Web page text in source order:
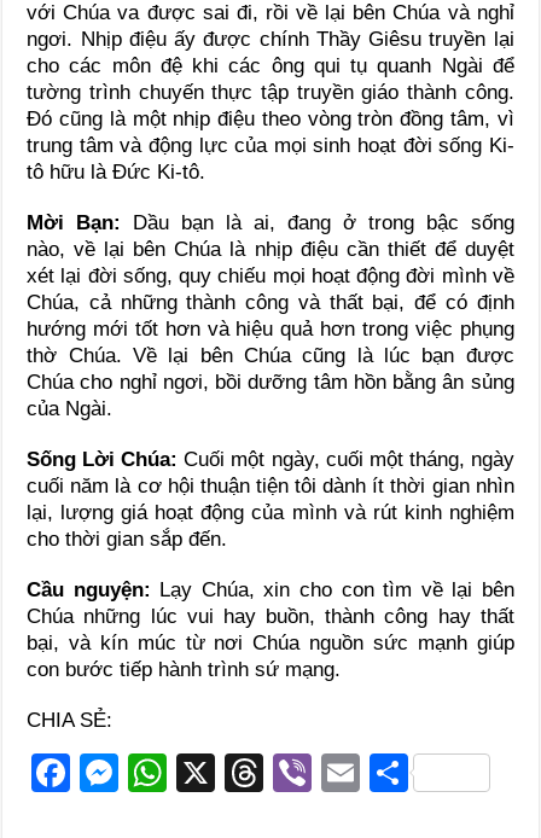
với Chúa va được sai đi, rồi về lại bên Chúa và nghỉ
ngơi. Nhịp điệu ấy được chính Thầy Giêsu truyền lại
cho các môn đệ khi các ông qui tụ quanh Ngài để
tường trình chuyến thực tập truyền giáo thành công.
Đó cũng là một nhịp điệu theo vòng tròn đồng tâm, vì
trung tâm và động lực của mọi sinh hoạt đời sống Ki-
tô hữu là Đức Ki-tô.
Mời Bạn:
Dầu bạn là ai, đang ở trong bậc sống
nào, về lại bên Chúa là nhịp điệu cần thiết để duyệt
xét lại đời sống, quy chiếu mọi hoạt động đời mình về
Chúa, cả những thành công và thất bại, để có định
hướng mới tốt hơn và hiệu quả hơn trong việc phụng
thờ Chúa. Về lại bên Chúa cũng là lúc bạn được
Chúa cho nghỉ ngơi, bồi dưỡng tâm hồn bằng ân sủng
của Ngài.
Sống Lời Chúa:Cuối một ngày, cuối một tháng, ngày
cuối năm là cơ hội thuận tiện tôi dành ít thời gian nhìn
lại, lượng giá hoạt động của mình và rút kinh nghiệm
cho thời gian sắp đến.
Cầu nguyện:
Lạy Chúa, xin cho con tìm về lại bên
Chúa những lúc vui hay buồn, thành công hay thất
bại, và kín múc từ nơi Chúa nguồn sức mạnh giúp
con bước tiếp hành trình sứ mạng.
CHIA SẺ:
F
M
W
X
T
Vi
E S